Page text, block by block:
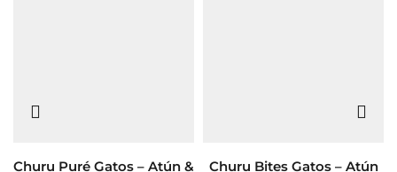
Churu Puré Gatos – Atún &
Churu Bites Gatos – Atún